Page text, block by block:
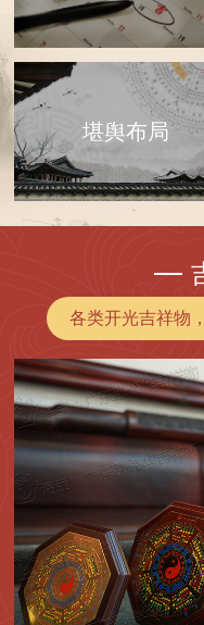
堪舆布局
各类开光吉祥物